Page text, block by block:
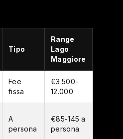
Tipo
Range
Lago
Maggiore
Fee
fissa
€3.500-
12.000
A
persona
€85-145 a
persona